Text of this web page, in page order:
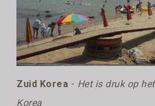
Zuid Korea - Het is druk op
Korea